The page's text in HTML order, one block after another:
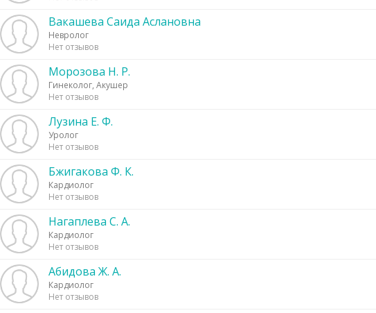
Вакашева Саида Аслановна
Невролог
Нет отзывов
Морозова Н. Р.
Гинеколог, Акушер
Нет отзывов
Лузина Е. Ф.
Уролог
Нет отзывов
Бжигакова Ф. К.
Кардиолог
Нет отзывов
Нагаплева С. А.
Кардиолог
Нет отзывов
Абидова Ж. А.
Кардиолог
Нет отзывов